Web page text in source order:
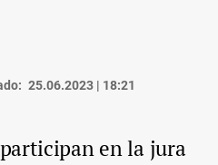
25.06.2023 | 18:21
en la jura